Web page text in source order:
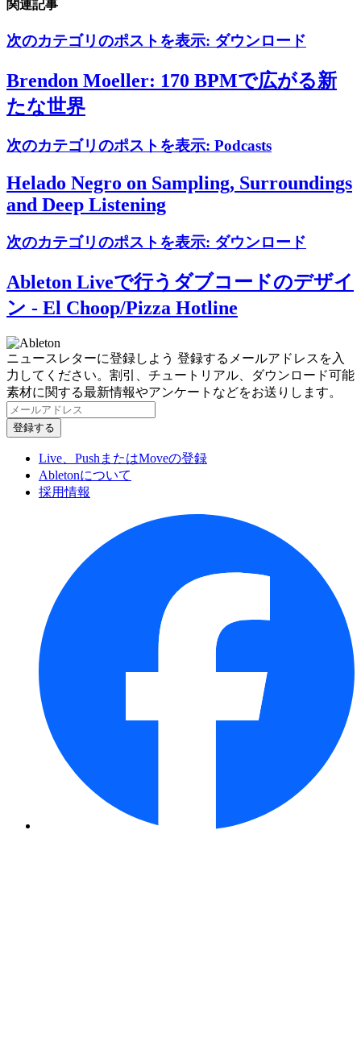
関連記事
次のカテゴリのポストを表示: ダウンロード
Brendon Moeller: 170 BPMで広がる新
たな世界
次のカテゴリのポストを表示: Podcasts
Helado Negro on Sampling, Surroundings
and Deep Listening
次のカテゴリのポストを表示: ダウンロード
Ableton Liveで行うダブコードのデザイ
ン - El Choop/Pizza Hotline
ニュースレターに登録しよう 登録するメールアドレスを入
力してください。割引、チュートリアル、ダウンロード可能
素材に関する最新情報やアンケートなどをお送りします。
Live、PushまたはMoveの登録
Abletonについて
採用情報